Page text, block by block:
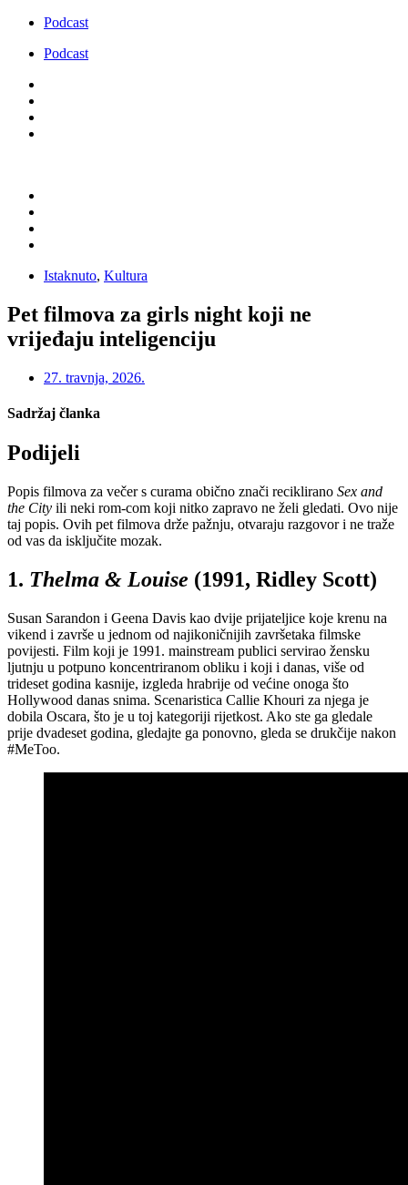
Podcast
Podcast
Istaknuto, Kultura
Pet filmova za girls night koji ne
vrijeđaju inteligenciju
27. travnja, 2026.
Sadržaj članka
Podijeli
Popis filmova za večer s curama obično znači reciklirano Sex and
the City ili neki rom-com koji nitko zapravo ne želi gledati. Ovo nije
taj popis. Ovih pet filmova drže pažnju, otvaraju razgovor i ne traže
od vas da isključite mozak.
1. Thelma & Louise (1991, Ridley Scott)
Susan Sarandon i Geena Davis kao dvije prijateljice koje krenu na
vikend i završe u jednom od najikoničnijih završetaka filmske
povijesti. Film koji je 1991. mainstream publici servirao žensku
ljutnju u potpuno koncentriranom obliku i koji i danas, više od
trideset godina kasnije, izgleda hrabrije od većine onoga što
Hollywood danas snima. Scenaristica Callie Khouri za njega je
dobila Oscara, što je u toj kategoriji rijetkost. Ako ste ga gledale
prije dvadeset godina, gledajte ga ponovno, gleda se drukčije nakon
#MeToo.